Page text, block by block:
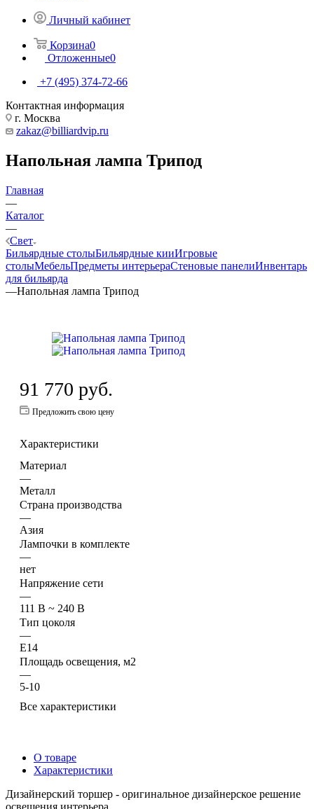
Личный кабинет
Корзина0
Отложенные0
+7 (495) 374-72-66
Контактная информация
г. Москва
zakaz@billiardvip.ru
Напольная лампа Трипод
Главная
—
Каталог
—
Свет
Бильярдные столыБильярдные кииИгровые
столыМебельПредметы интерьераСтеновые панелиИнвентарь
для бильярда
—Напольная лампа Трипод
91 770 руб.
Предложить свою цену
Характеристики
Материал
—
Металл
Страна производства
—
Азия
Лампочки в комплекте
—
нет
Напряжение сети
—
111 В ~ 240 В
Тип цоколя
—
Е14
Площадь освещения, м2
—
5-10
Все характеристики
О товаре
Характеристики
Дизайнерский торшер - оригинальное дизайнерское решение
освещения интерьера.